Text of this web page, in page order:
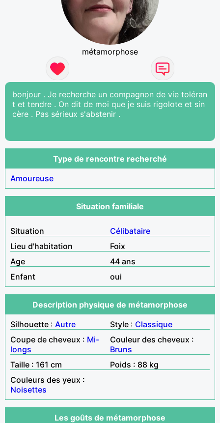
métamorphose
bonjour . Je recherche un compagnon de vie toléran
t et tendre . On dit de moi que je suis rigolote et sin
cère . Pas sérieux s'abstenir .
Type de rencontre recherché
Amoureuse
Situation familiale
Situation
Célibataire
Lieu d'habitation
Foix
Age
44 ans
Enfant
oui
Description physique de métamorphose
Silhouette : Autre Style : Classique
Coupe de cheveux : Mi-
longs
Couleur des cheveux :
Bruns
Taille : 161 cm
Poids : 88 kg
Couleurs des yeux :
Noisettes
Les goûts de métamorphose